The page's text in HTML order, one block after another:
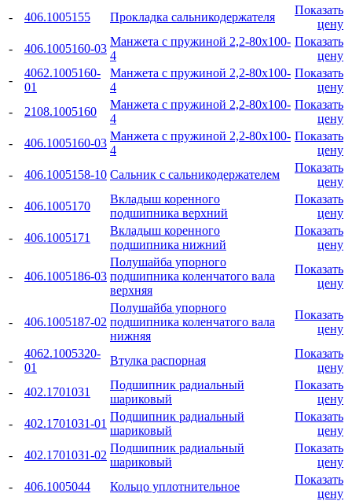
-
406.1005155 Прокладка сальникодержателя
Показать
цену
-
406.1005160-03
Манжета с пружиной 2,2-80x100-
4
Показать
цену
-
4062.1005160-
01
Манжета с пружиной 2,2-80x100-
4
Показать
цену
-
2108.1005160
Манжета с пружиной 2,2-80x100-
4
Показать
цену
-
406.1005160-03
Манжета с пружиной 2,2-80x100-
4
Показать
цену
-
406.1005158-10 Сальник с сальникодержателем
Показать
цену
-
406.1005170
Вкладыш коренного
подшипника верхний
Показать
цену
-
406.1005171
Вкладыш коренного
подшипника нижний
Показать
цену
- 406.1005186-03
Полушайба упорного
подшипника коленчатого вала
верхняя
Показать
цену
- 406.1005187-02
Полушайба упорного
подшипника коленчатого вала
нижняя
Показать
цену
-
4062.1005320-
01
Втулка распорная
Показать
цену
-
402.1701031
Подшипник радиальный
шариковый
Показать
цену
-
402.1701031-01
Подшипник радиальный
шариковый
Показать
цену
-
402.1701031-02
Подшипник радиальный
шариковый
Показать
цену
-
406.1005044 Кольцо уплотнительное
Показать
цену